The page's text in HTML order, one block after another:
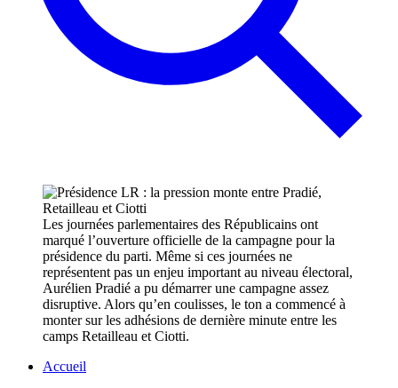
Les journées parlementaires des Républicains ont
marqué l’ouverture officielle de la campagne pour la
présidence du parti. Même si ces journées ne
représentent pas un enjeu important au niveau électoral,
Aurélien Pradié a pu démarrer une campagne assez
disruptive. Alors qu’en coulisses, le ton a commencé à
monter sur les adhésions de dernière minute entre les
camps Retailleau et Ciotti.
Accueil